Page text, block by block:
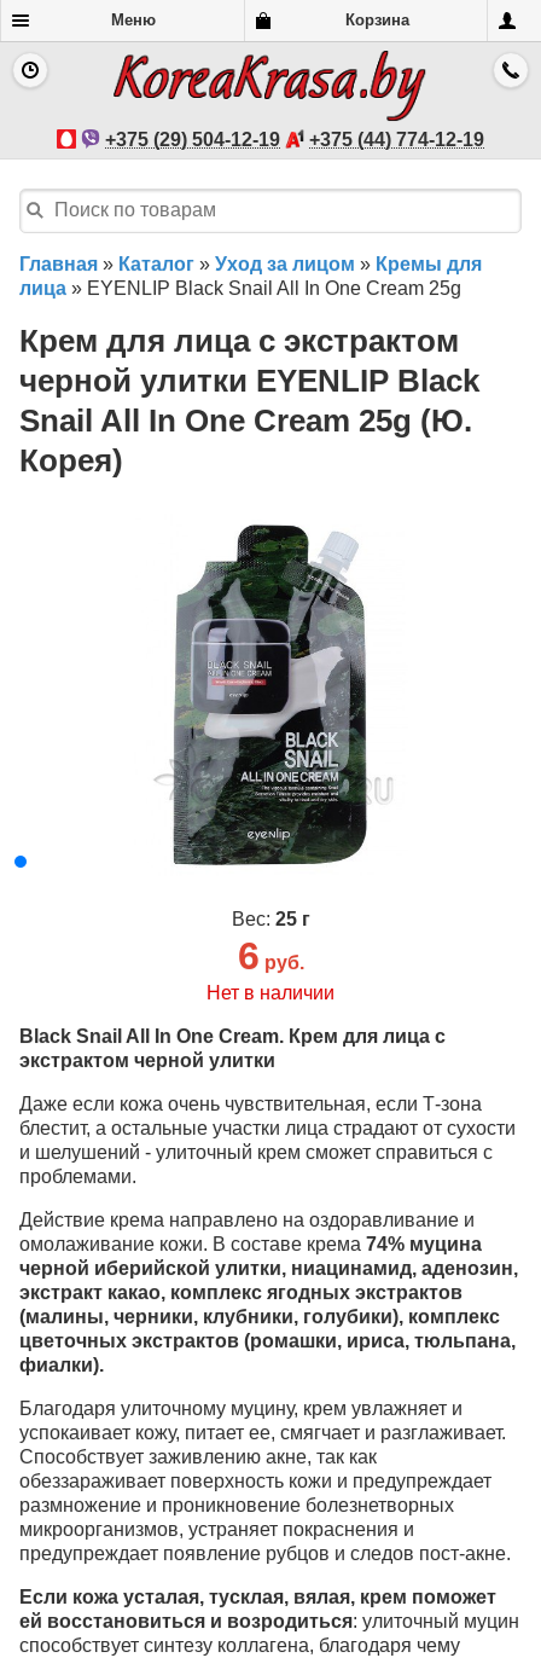
Меню Корзина
+375 (29) 504-12-19 +375 (44) 774-12-19
Главная » Каталог » Уход за лицом » Кремы для
лица » EYENLIP Black Snail All In One Cream 25g
Крем для лица с экстрактом
черной улитки EYENLIP Black
Snail All In One Cream 25g (Ю.
Корея)
Вес: 25 г
6 руб.
Нет в наличии
Black Snail All In One Cream. Крем для лица с
экстрактом черной улитки
Даже если кожа очень чувствительная, если Т-зона
блестит, а остальные участки лица страдают от сухости
и шелушений - улиточный крем сможет справиться с
проблемами.
Действие крема направлено на оздоравливание и
омолаживание кожи. В составе крема 74% муцина
черной иберийской улитки, ниацинамид, аденозин,
экстракт какао, комплекс ягодных экстрактов
(малины, черники, клубники, голубики), комплекс
цветочных экстрактов (ромашки, ириса, тюльпана,
фиалки).
Благодаря улиточному муцину, крем увлажняет и
успокаивает кожу, питает ее, смягчает и разглаживает.
Способствует заживлению акне, так как
обеззараживает поверхность кожи и предупреждает
размножение и проникновение болезнетворных
микроорганизмов, устраняет покраснения и
предупреждает появление рубцов и следов пост-акне.
Если кожа усталая, тусклая, вялая, крем поможет
ей восстановиться и возродиться: улиточный муцин
способствует синтезу коллагена, благодаря чему